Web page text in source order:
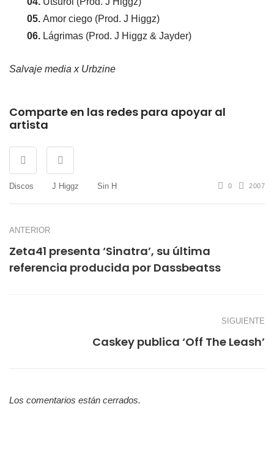
05. Amor ciego (Prod. J Higgz)
06. Lágrimas (Prod. J Higgz & Jayder)
Salvaje media x Urbzine
Comparte en las redes para apoyar al
artista
Discos J Higgz Sin H 0 2007
ANTERIOR
Zeta41 presenta ‘Sinatra’, su última
referencia producida por Dassbeatss
SIGUIENTE
Caskey publica ‘Off The Leash’
Los comentarios están cerrados.